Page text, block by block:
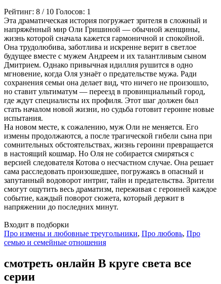
Рейтинг: 8 / 10 Голосов: 1
Эта драматическая история погружает зрителя в сложный и
напряжённый мир Оли Гришиной — обычной женщины,
жизнь которой сначала кажется гармоничной и спокойной.
Она трудолюбива, заботлива и искренне верит в светлое
будущее вместе с мужем Андреем и их талантливым сыном
Дмитрием. Однако привычная идиллия рушится в одно
мгновение, когда Оля узнаёт о предательстве мужа. Ради
сохранения семьи она делает вид, что ничего не произошло,
но ставит ультиматум — переезд в провинциальный город,
где ждут специалисты их профиля. Этот шаг должен был
стать началом новой жизни, но судьба готовит героине новые
испытания.
На новом месте, к сожалению, муж Оли не меняется. Его
измены продолжаются, а после трагической гибели сына при
сомнительных обстоятельствах, жизнь героини превращается
в настоящий кошмар. Но Оля не собирается смиряться с
версией следователя Котова о несчастном случае. Она решает
сама расследовать произошедшее, погружаясь в опасный и
запутанный водоворот интриг, тайн и предательства. Зрители
смогут ощутить весь драматизм, переживая с героиней каждое
событие, каждый поворот сюжета, который держит в
напряжении до последних минут.
Входит в подборки
Про измены и любовные треугольники, Про любовь, Про
семью и семейные отношения
смотреть онлайн В круге света все
серии